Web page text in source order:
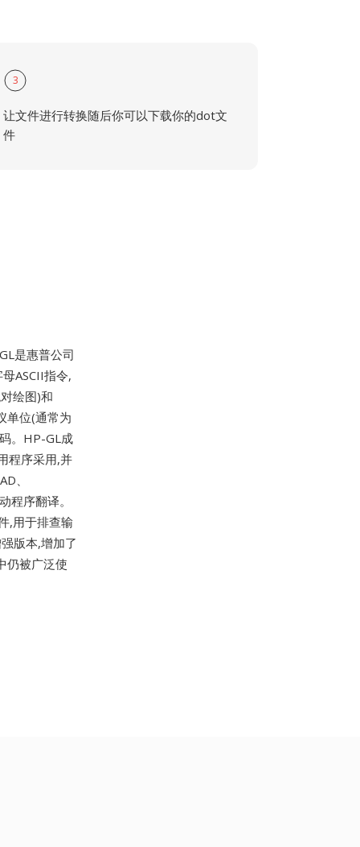
3
让文件进行转换随后你可以下载你的dot文
件
是惠普公司
ASCII指令,
绘图)和
单位(通常为
。HP-GL成
程序采用,并
、
程序翻译。
,用于排查输
版本,增加了
仍被广泛使